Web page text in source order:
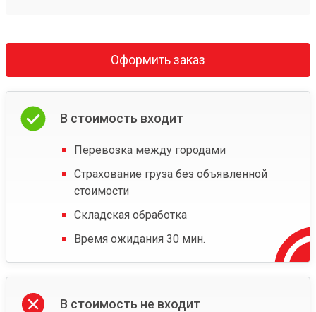
Оформить заказ
В стоимость входит
Перевозка между городами
Страхование груза без объявленной
стоимости
Складская обработка
Время ожидания 30 мин.
В стоимость не входит